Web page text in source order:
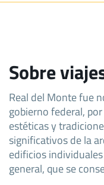
Sobre
Real del Monte fue
gobierno federal,
estéticas y
significativos de la
edificios
general, que se